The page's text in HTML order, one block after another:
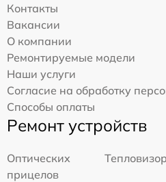
Контакты
Вакансии
О компании
Ремонтируемые модели
Наши услуги
Согласие на обработку
Способы оплаты
Ремонт устройств
Оптических
прицелов